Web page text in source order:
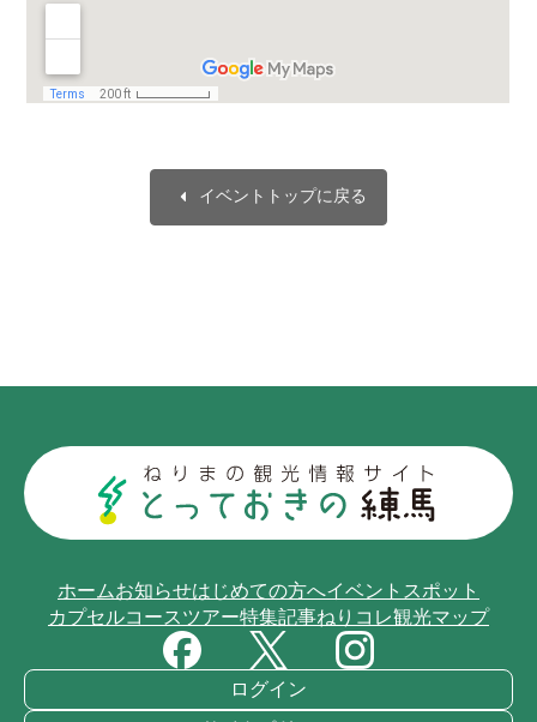
arrow_left イベントトップに戻る
ホームお知らせはじめての方へイベントスポット
カプセルコースツアー特集記事ねりコレ観光マップ
ログイン